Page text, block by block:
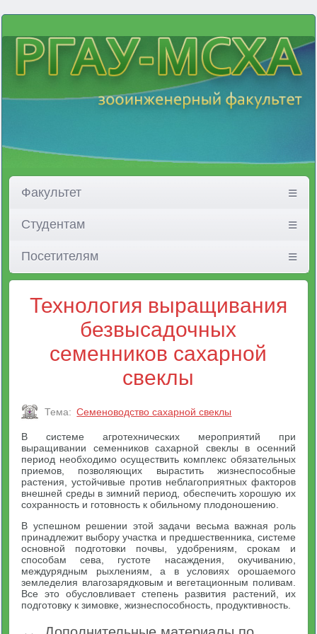
Факультет
Студентам
Посетителям
Технология выращивания
безвысадочных
семенников сахарной
свеклы
Тема: Семеноводство сахарной свеклы
В системе агротехнических мероприятий при
выращивании семенников сахарной свеклы в осенний
период необходимо осуществить комплекс обязательных
приемов, позволяющих вырастить жизнеспособные
растения, устойчивые против неблагоприятных факторов
внешней среды в зимний период, обеспечить хорошую их
сохранность и готовность к обильному плодоношению.
В успешном решении этой задачи весьма важная роль
принадлежит выбору участка и предшественника, системе
основной подготовки почвы, удобрениям, срокам и
способам сева, густоте насаждения, окучиванию,
междурядным рыхлениям, а в условиях орошаемого
земледелия влагозарядковым и вегетационным поливам.
Все это обусловливает степень развития растений, их
подготовку к зимовке, жизнеспособность, продуктивность.